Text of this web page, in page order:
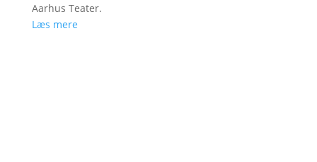
Aarhus Teater.
Læs mere